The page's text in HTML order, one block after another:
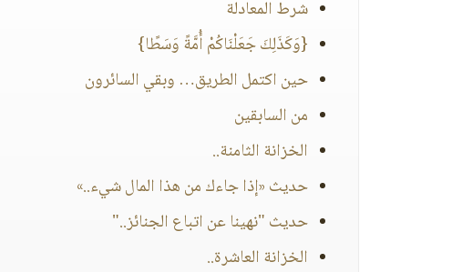
شرط المعادلة
{وَكَذَلِكَ جَعَلْنَاكُمْ أُمَّةً وَسَطًا}
حين اكتمل الطريق… وبقي السائرون
من السابقين
الخزانة الثامنة..
حديث «إذا جاءك من هذا المال شيء..»
حديث "نهينا عن اتباع الجنائز.."
الخزانة العاشرة..